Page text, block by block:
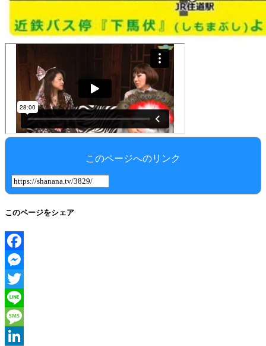
このページへのリンク
このページをシェア
Facebook
Messenger
Twitter
Line
Message